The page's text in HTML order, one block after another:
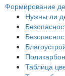
Формирование
Нужны ли
Таблица